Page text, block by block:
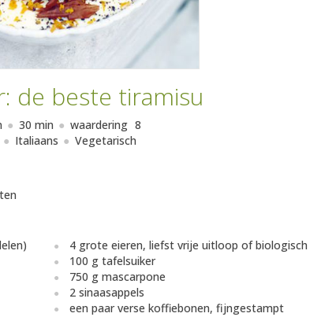
de beste tiramisu
30 min waardering 8
Italiaans Vegetarisch
4 grote eieren, liefst vrije uitloop of biologisch
100 g tafelsuiker
750 g mascarpone
2 sinaasappels
een paar verse koffiebonen, fijngestampt